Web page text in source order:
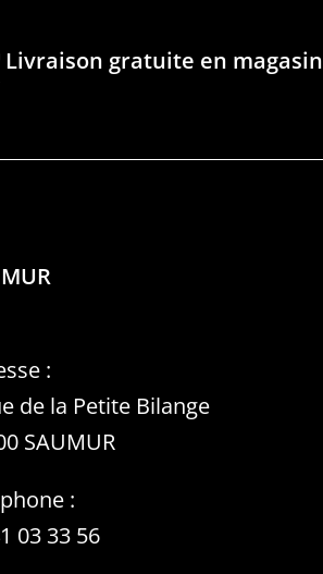
Livraison gratuite en magasin
:
de la Petite Bilange
SAUMUR
:
03 33 56